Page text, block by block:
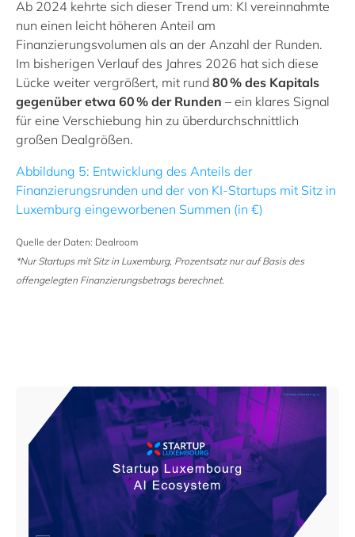
Ab 2024 kehrte sich dieser Trend um: KI vereinnahmte
nun einen leicht höheren Anteil am
Finanzierungsvolumen als an der Anzahl der Runden.
Im bisherigen Verlauf des Jahres 2026 hat sich diese
Lücke weiter vergrößert, mit rund 80 % des Kapitals
gegenüber etwa 60 % der Runden – ein klares Signal
für eine Verschiebung hin zu überdurchschnittlich
großen Dealgrößen.
Abbildung 5: Entwicklung des Anteils der
Finanzierungsrunden und der von KI-Startups mit Sitz in
Luxemburg eingeworbenen Summen (in €)
Quelle der Daten: Dealroom
*Nur Startups mit Sitz in Luxemburg, Prozentsatz nur auf Basis des
offengelegten Finanzierungsbetrags berechnet.